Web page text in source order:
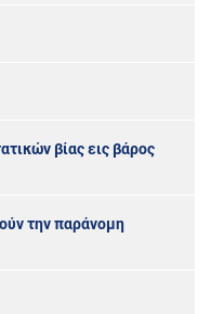
βίας εις βάρος
την παράνομη